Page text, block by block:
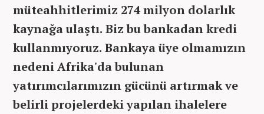
müteahhitlerimiz 274 milyon dolarlık
kaynağa ulaştı. Biz bu bankadan kredi
kullanmıyoruz. Bankaya üye olmamızın
nedeni Afrika'da bulunan
yatırımcılarımızın gücünü artırmak ve
belirli projelerdeki yapılan ihalelere